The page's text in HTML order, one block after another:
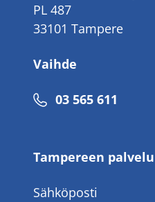
PL 487
33101 Tampere
Vaihde
Puhelinnumero
03 565 611
Tampereen
Sähköposti